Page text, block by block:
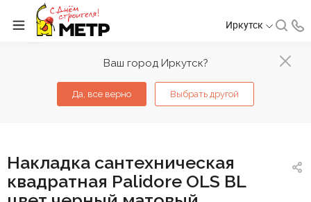
Ваш город Иркутск?
Да, все верно Выбрать другой
Иркутск
Накладка сантехническая
квадратная Palidore OLS BL